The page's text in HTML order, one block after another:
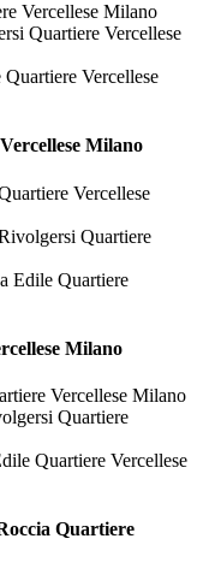
Vercellese Milano
Quartiere Vercellese
Vercellese
Milano
Vercellese
Quartiere
Edile Quartiere
Milano
Vercellese Milano
Quartiere
Quartiere Vercellese
Quartiere